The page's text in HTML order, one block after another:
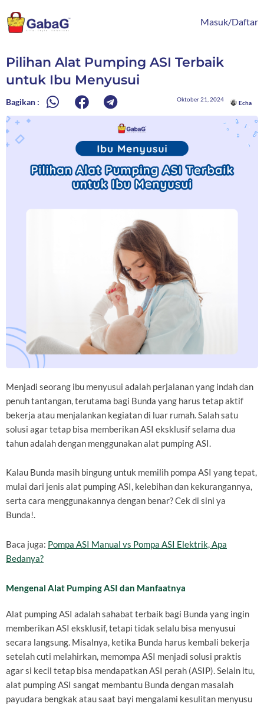
ke
konten
Masuk/Daftar
Pilihan Alat Pumping ASI Terbaik
untuk Ibu Menyusui
Bagikan : Oktober 21, 2024
Echa
Menjadi seorang ibu menyusui adalah perjalanan yang indah dan
penuh tantangan, terutama bagi Bunda yang harus tetap aktif
bekerja atau menjalankan kegiatan di luar rumah. Salah satu
solusi agar tetap bisa memberikan ASI eksklusif selama dua
tahun adalah dengan menggunakan alat pumping ASI.
Kalau Bunda masih bingung untuk memilih pompa ASI yang tepat,
mulai dari jenis alat pumping ASI, kelebihan dan kekurangannya,
serta cara menggunakannya dengan benar? Cek di sini ya
Bunda!.
Baca juga: Pompa ASI Manual vs Pompa ASI Elektrik, Apa
Bedanya?
Mengenal Alat Pumping ASI dan Manfaatnya
Alat pumping ASI adalah sahabat terbaik bagi Bunda yang ingin
memberikan ASI eksklusif, tetapi tidak selalu bisa menyusui
secara langsung. Misalnya, ketika Bunda harus kembali bekerja
setelah cuti melahirkan, memompa ASI menjadi solusi praktis
agar si kecil tetap bisa mendapatkan ASI perah (ASIP). Selain itu,
alat pumping ASI sangat membantu Bunda dengan masalah
payudara bengkak atau saat bayi mengalami kesulitan menyusu